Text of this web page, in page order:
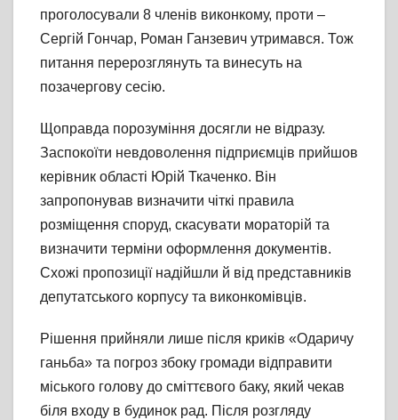
проголосували 8 членів виконкому, проти –
Сергій Гончар, Роман Ганзевич утримався. Тож
питання перерозглянуть та винесуть на
позачергову сесію.
Щоправда порозуміння досягли не відразу.
Заспокоїти невдоволення підприємців прийшов
керівник області Юрій Ткаченко. Він
запропонував визначити чіткі правила
розміщення споруд, скасувати мораторій та
визначити терміни оформлення документів.
Схожі пропозиції надійшли й від представників
депутатського корпусу та виконкомівців.
Рішення прийняли лише після криків «Одаричу
ганьба» та погроз збоку громади відправити
міського голову до сміттєвого баку, який чекав
біля входу в будинок рад. Після розгляду